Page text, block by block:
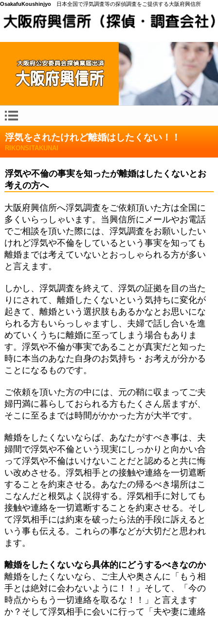
OsakafuKoushinjyo 日本全国で浮気調査等の探偵調査をご提供する大阪府興信所
浮気をされたけれど離婚はしたくない！！
RIKONSITAKUNAI
浮気や不倫の事実を知ったが離婚はしたくないとお
考えの方へ
大阪府興信所へ浮気調査をご依頼頂いた方は全国に
多くいらっしゃいます。当興信所にメールやお電話
でご相談を頂いた際には、浮気調査をお願いしたい
けれど浮気や不倫をしているという事実を知っても
離婚までは考えていないとおっしゃられる方が多い
と言えます。
しかし、浮気調査を終えて、浮気の証拠を目の当た
りにされて、離婚したくないという気持ちに変化が
起きて、離婚という選択肢もあるかなとお思いにな
られる方もいらっしゃますし、夫婦で話し合いを進
めていくうちに離婚に至ってしまう場合もありま
す。浮気や不倫が事実であることが真実だと知った
時に本当のあなた自身のお気持ち・お考えが分かる
ことになるものです。
ご依頼を頂いた方の中には、元の鞘に収まってご夫
婦円満に暮らしておられる方もたくさん居ますが、
そこに至るまでは時間がかかった方が大半です。
離婚をしたくないならば、あなたがすべき事は、夫
婦間で浮気や不倫という現実にしっかりと向かい合
って浮気や不倫はいけないことだと認めると共に悔
い改めさせる。浮気相手との接触や連絡を一切遮断
することを約束させる。あなたの帰るべき場所はこ
こなんだと根気よく説得する。浮気相手に対しても
接触や連絡を一切遮断することを約束させる。そし
て浮気相手には約束を破ったら法的手段に訴えると
いう事も伝える。これらの事などが大切だと思われ
ます。
離婚をしたくないなら具体的にどうするべきなのか
離婚をしたくないなら、ご主人や奥さんに「もう相
手とは絶対に会わないように！！」そして、「今の
時点からもう一切連絡を取るな！！」と言えます
か？そして浮気相手に会いに行って「夫や妻に連絡